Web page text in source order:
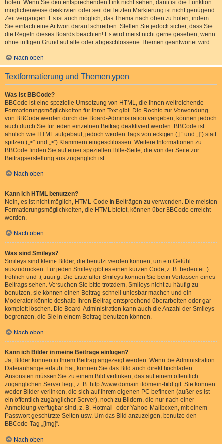
holen. Wenn Sie den entsprechenden Link nicht sehen, dann ist die Funktion
möglicherweise deaktiviert oder seit der letzten Markierung ist nicht genügend
Zeit vergangen. Es ist auch möglich, das Thema nach oben zu holen, indem
Sie einfach eine Antwort darauf schreiben. Stellen Sie jedoch sicher, dass Sie
die Regeln dieses Boards beachten! Es wird meist nicht gerne gesehen, wenn
ohne triftigen Grund auf alte oder abgeschlossene Themen geantwortet wird.
Nach oben
Textformatierung und Thementypen
Was ist BBCode?
BBCode ist eine spezielle Umsetzung von HTML, die Ihnen weitreichende
Formatierungsmöglichkeiten für Ihren Text gibt. Die Rechte zur Verwendung
von BBCode werden durch die Board-Administration vergeben, können jedoch
auch durch Sie für jeden einzelnen Beitrag deaktiviert werden. BBCode ist
ähnlich wie HTML aufgebaut, jedoch werden Tags von eckigen („[“ und „]“) statt
spitzen („<“ und „>“) Klammern eingeschlossen. Weitere Informationen zu
BBCode finden Sie auf einer speziellen Hilfe-Seite, die von der Seite zur
Beitragserstellung aus zugänglich ist.
Nach oben
Kann ich HTML benutzen?
Nein, es ist nicht möglich, HTML-Code in Beiträgen zu verwenden. Die meisten
Formatierungsmöglichkeiten, die HTML bietet, können über BBCode erreicht
werden.
Nach oben
Was sind Smileys?
Smileys sind kleine Bilder, die benutzt werden können, um ein Gefühl
auszudrücken. Für jeden Smiley gibt es einen kurzen Code, z. B. bedeutet :)
fröhlich und :( traurig. Die Liste aller Smileys können Sie beim Verfassen eines
Beitrags sehen. Versuchen Sie bitte trotzdem, Smileys nicht zu häufig zu
benutzen, sie können einen Beitrag schnell unlesbar machen und ein
Moderator könnte deshalb Ihren Beitrag entsprechend überarbeiten oder gar
komplett löschen. Die Board-Administration kann auch die Anzahl der Smileys
begrenzen, die Sie in einem Beitrag benutzen können.
Nach oben
Kann ich Bilder in meine Beiträge einfügen?
Ja, Bilder können in Ihrem Beitrag angezeigt werden. Wenn die Administration
Dateianhänge erlaubt hat, können Sie das Bild auch direkt hochladen.
Ansonsten müssen Sie zu einem Bild verlinken, das auf einem öffentlich
zugänglichen Server liegt, z. B. http://www.domain.tld/mein-bild.gif. Sie können
weder Bilder verlinken, die sich auf Ihrem eigenen PC befinden (außer es ist
ein öffentlich zugänglicher Server), noch zu Bildern, die nur nach einer
Anmeldung verfügbar sind, z. B. Hotmail- oder Yahoo-Mailboxen, mit einem
Passwort geschützte Seiten usw. Um das Bild anzuzeigen, benutze den
BBCode-Tag „[img]“.
Nach oben